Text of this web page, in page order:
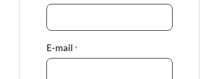
E-mail *